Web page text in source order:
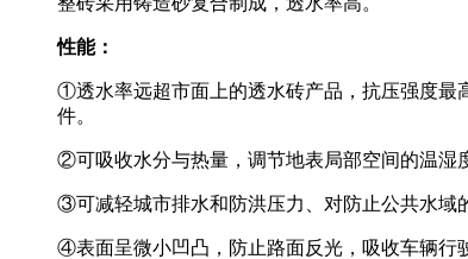
性能：
①透水率远超市面上的透水砖产品，抗压强度最
件。
②可吸收水分与热量，调节地表局部空间的温湿
③可减轻城市排水和防洪压力、对防止公共水域
④表面呈微小凹凸，防止路面反光，吸收车辆行